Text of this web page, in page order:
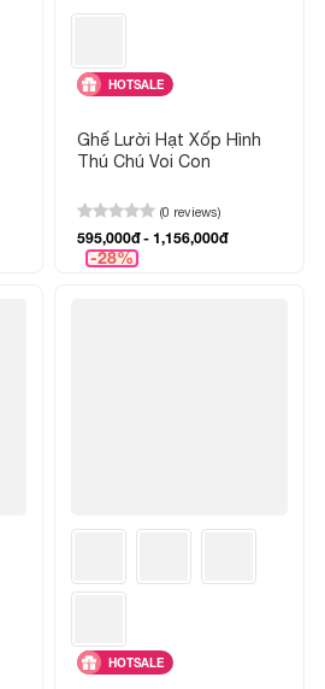
HOTSALE
Ghế Lười Hạt Xốp Hình
Thú Chú Voi Con
(0 reviews)
595,000đ - 1,156,000đ
-28%
HOTSALE